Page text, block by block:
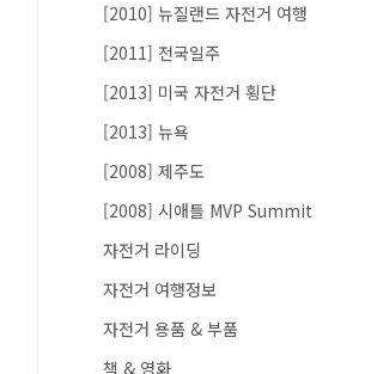
[2010] 뉴질랜드 자전거 여행
[2011] 전국일주
[2013] 미국 자전거 횡단
[2013] 뉴욕
[2008] 제주도
[2008] 시애틀 MVP Summit
자전거 라이딩
자전거 여행정보
자전거 용품 & 부품
책 & 영화